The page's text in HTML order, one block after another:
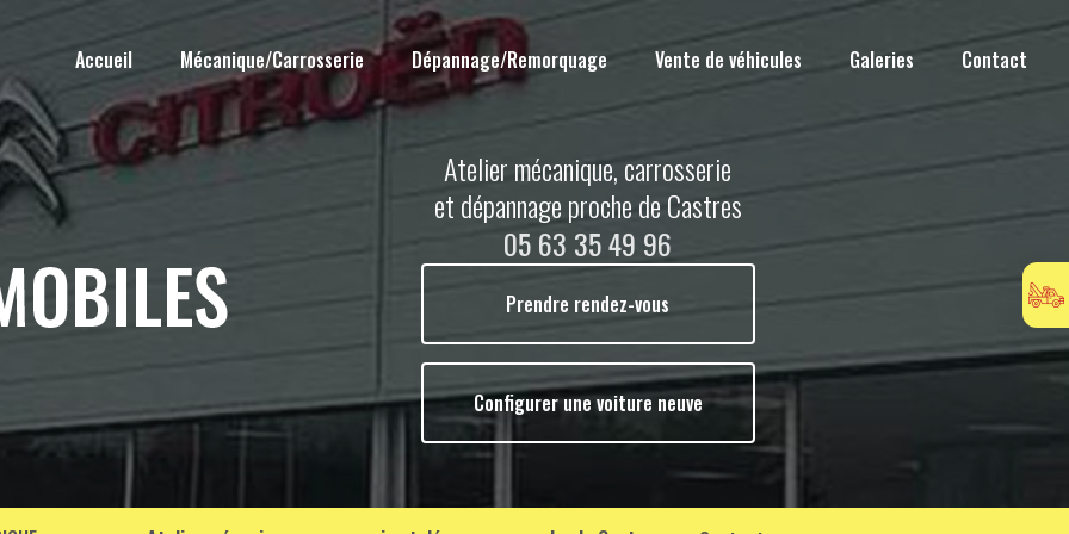
Accueil
Mécanique/Carrosserie Dépannage/Remorquage Vente de véhicules Galeries Contact
Atelier mécanique, carrosserie
et dépannage proche de Castres
05 63 35 49 96
Prendre rendez-vous
Configurer une voiture neuve